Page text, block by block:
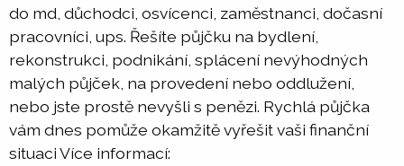
do md, důchodci, osvícenci, zaměstnanci, dočasní
pracovníci, ups. Řešíte půjčku na bydlení,
rekonstrukci, podnikání, splácení nevýhodných
malých půjček, na provedení nebo oddlužení,
nebo jste prostě nevyšli s penězi. Rychlá půjčka
vám dnes pomůže okamžitě vyřešit vaši finanční
situaci Více informací: